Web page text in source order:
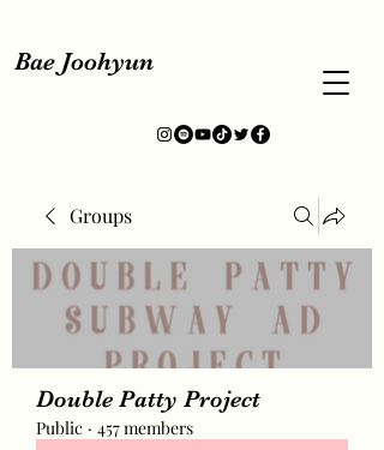
Bae Joohyun
Groups
Double Patty Project
Public · 457 members